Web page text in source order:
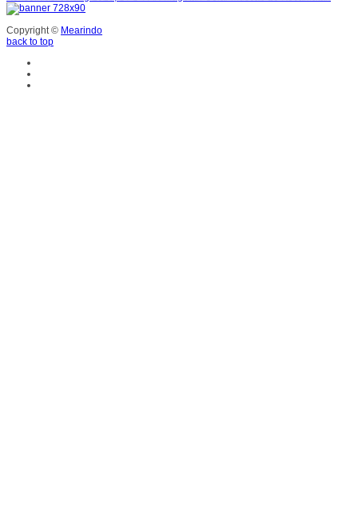
Copyright © Mearindo
back to top